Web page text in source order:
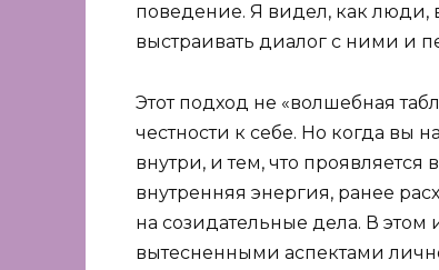
поведение. Я видел, как люди,
выстраивать диалог с ними и
Этот подход не «волшебная
честности к себе. Но когда вы
внутри, и тем, что
внутренняя энергия, ранее
на созидательные дела. В этом
вытесненными аспектами